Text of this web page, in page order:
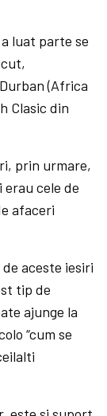
luat parte se
(Africa
Clasic din
prin urmare,
cele de
afaceri
aceste iesiri
tip de
ajunge la
“cum se